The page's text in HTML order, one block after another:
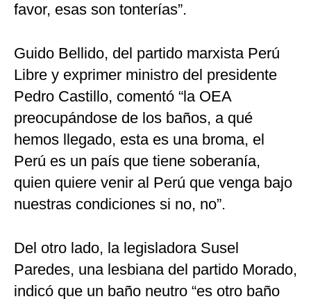
favor, esas son tonterías”.
Guido Bellido, del partido marxista Perú
Libre y exprimer ministro del presidente
Pedro Castillo, comentó “la OEA
preocupándose de los baños, a qué
hemos llegado, esta es una broma, el
Perú es un país que tiene soberanía,
quien quiere venir al Perú que venga bajo
nuestras condiciones si no, no”.
Del otro lado, la legisladora Susel
Paredes, una lesbiana del partido Morado,
indicó que un baño neutro “es otro baño